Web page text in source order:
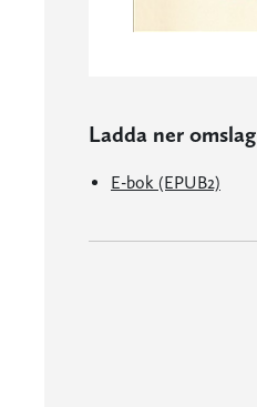
Ladda ner omslag
E-bok (EPUB2)